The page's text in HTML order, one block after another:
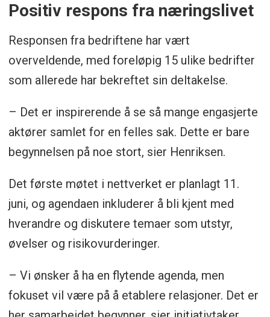
Positiv respons fra næringslivet
Responsen fra bedriftene har vært
overveldende, med foreløpig 15 ulike bedrifter
som allerede har bekreftet sin deltakelse.
– Det er inspirerende å se så mange engasjerte
aktører samlet for en felles sak. Dette er bare
begynnelsen på noe stort, sier Henriksen.
Det første møtet i nettverket er planlagt 11.
juni, og agendaen inkluderer å bli kjent med
hverandre og diskutere temaer som utstyr,
øvelser og risikovurderinger.
– Vi ønsker å ha en flytende agenda, men
fokuset vil være på å etablere relasjoner. Det er